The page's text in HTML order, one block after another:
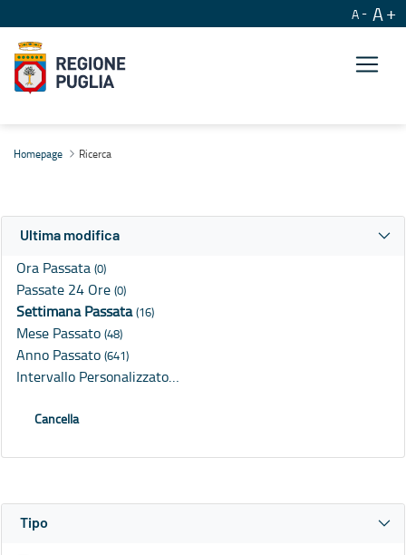
A A
Homepage Ricerca
Ultima modifica
Ora Passata (0)
Passate 24 Ore (0)
Settimana Passata(16)
Mese Passato (48)
Anno Passato (641)
Intervallo Personalizzato…
Cancella
Tipo